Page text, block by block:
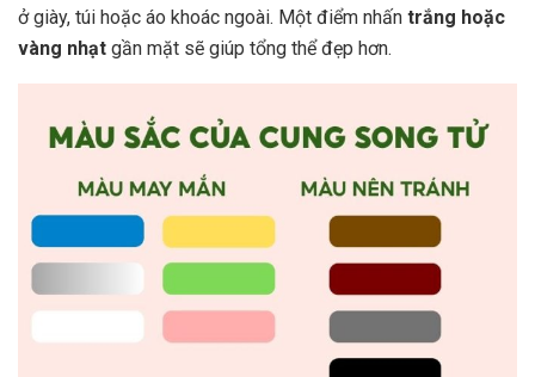
ở giày, túi hoặc áo khoác ngoài. Một điểm nhấn trắng hoặc
vàng nhạt gần mặt sẽ giúp tổng thể đẹp hơn.